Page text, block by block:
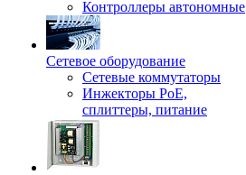
Контроллеры автономные
Сетевое оборудование
Сетевые коммутаторы
Инжекторы РоЕ,
сплиттеры, питание